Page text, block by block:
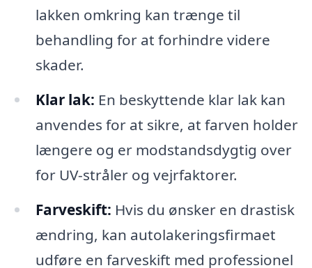
lakken omkring kan trænge til
behandling for at forhindre videre
skader.
Klar lak: En beskyttende klar lak kan
anvendes for at sikre, at farven holder
længere og er modstandsdygtig over
for UV-stråler og vejrfaktorer.
Farveskift: Hvis du ønsker en drastisk
ændring, kan autolakeringsfirmaet
udføre en farveskift med professionel